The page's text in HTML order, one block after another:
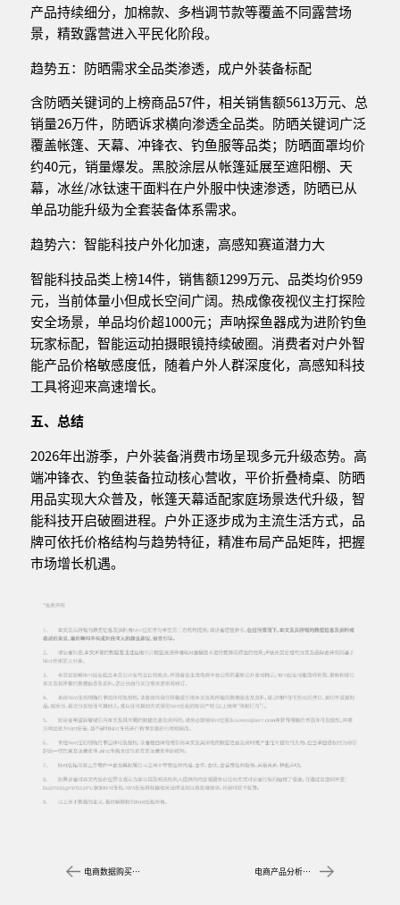
产品持续细分，加棉款、多档调节款等覆盖不同露营场
景，精致露营进入平民化阶段。
趋势五：防晒需求全品类渗透，成户外装备标配
含防晒关键词的上榜商品57件，相关销售额5613万元、总
销量26万件，防晒诉求横向渗透全品类。防晒关键词广泛
覆盖帐篷、天幕、冲锋衣、钓鱼服等品类；防晒面罩均价
约40元，销量爆发。黑胶涂层从帐篷延展至遮阳棚、天
幕，冰丝/冰钛速干面料在户外服中快速渗透，防晒已从
单品功能升级为全套装备体系需求。
趋势六：智能科技户外化加速，高感知赛道潜力大
智能科技品类上榜14件，销售额1299万元、品类均价959
元，当前体量小但成长空间广阔。热成像夜视仪主打探险
安全场景，单品均价超1000元；声呐探鱼器成为进阶钓鱼
玩家标配，智能运动拍摄眼镜持续破圈。消费者对户外智
能产品价格敏感度低，随着户外人群深度化，高感知科技
工具将迎来高速增长。
五、总结
2026年出游季，户外装备消费市场呈现多元升级态势。高
端冲锋衣、钓鱼装备拉动核心营收，平价折叠椅桌、防晒
用品实现大众普及，帐篷天幕适配家庭场景迭代升级，智
能科技开启破圈进程。户外正逐步成为主流生活方式，品
牌可依托价格结构与趋势特征，精准布局产品矩阵，把握
市场增长机遇。
电商数据购买怎么选？品牌方如何选对数据服务商 电商产品分析怎么做？销售数据哪里查？品牌方如何看产品维度销售趋势